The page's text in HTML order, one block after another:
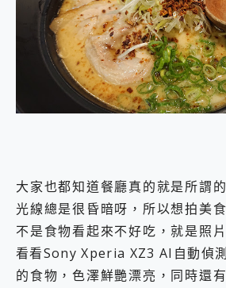
大家也都知道餐廳真的就是所謂
光線總是很昏暗呀，所以想拍美
不是食物看起來不好吃，就是照
看看Sony Xperia XZ3 AI自動偵
的食物，色澤鮮艷漂亮，同時還